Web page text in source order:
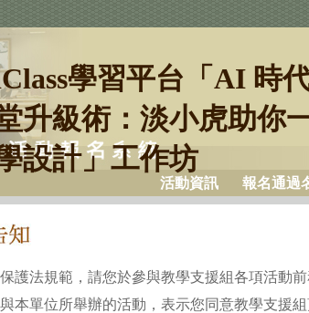
學習平台「AI 時
升級術：淡小虎助你
設計」工作坊
活動資訊 報名通過
護法規範，請您於參與教學支援組各項活動
本單位所舉辦的活動，表示您同意教學支援